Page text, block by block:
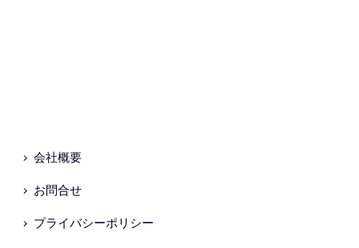
会社概要
お問合せ
プライバシーポリシー